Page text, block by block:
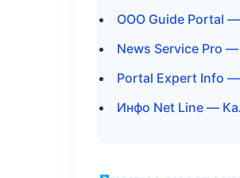
ООО Guide Portal
News Service Pro
Portal Expert Info
Инфо Net Line —